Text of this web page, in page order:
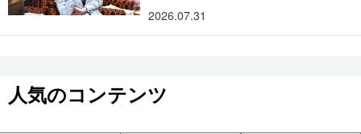
2026.07.31
人気のコンテンツ